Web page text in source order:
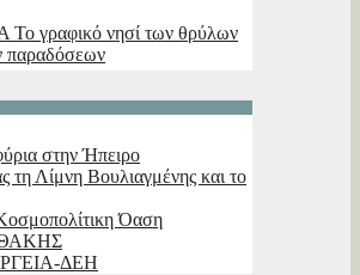
Το γραφικό νησί των θρύλων
παραδόσεων
στην Ήπειρο
τη Λίμνη Βουλιαγμένης και το
Όαση
ΔΕΗ